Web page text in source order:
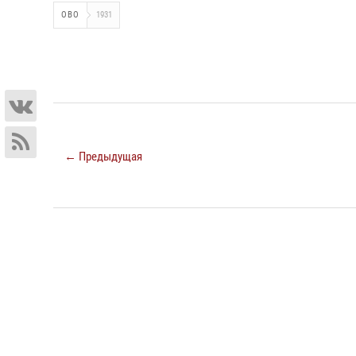
ОВО 1931
← Предыдущая